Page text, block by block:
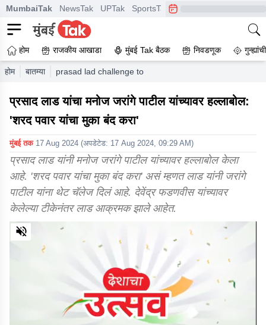
MumbaiTak NewsTak UPTak SportsTak CrimeTak
होम राजकीय आखाडा मुंबई Tak बैठक निवडणूक
होम बातम्या prasad lad challenge to manoj jarange patil
प्रसाद लाड यांचा मनोज जरांगे पाटील यांच्यावर हल्लाबोल:
'शरद पवार यांचा मुका बंद करा'
मुंबई तक 17 Aug 2024 (अपडेटेड: 17 Aug 2024, 09:29 AM)
प्रसाद लाड यांनी मनोज जरांगे पाटील यांच्यावर हल्लाबोल केला
आहे. 'शरद पवार यांचा मुका बंद करा' असं म्हणत लाड यांनी जरांगे
पाटील यांना थेट चॅलेज दिलं आहे. देवेंद्र फडणवीस यांच्यावर
केलेल्या टीकेनंतर लाड आक्रमक झाले आहेत.
0
of
minutes,